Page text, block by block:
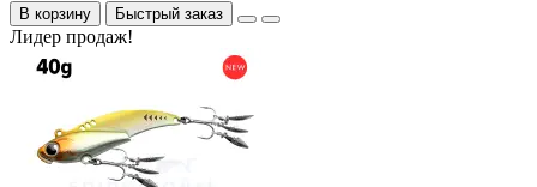
В корзину Быстрый заказ
Лидер продаж!